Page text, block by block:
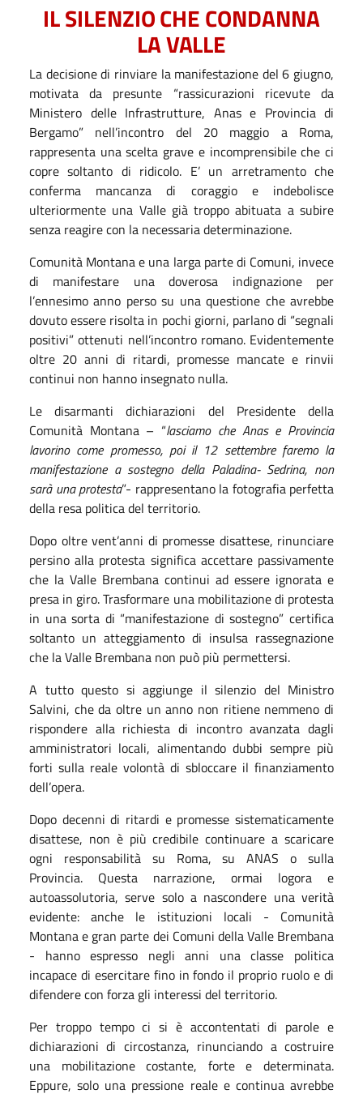
ILSILENZIOCHECONDANNA
LAVALLE
La decisione di rinviare la manifestazione del 6 giugno,
motivata da presunte “rassicurazioni ricevute da
Ministero delle Infrastrutture, Anas e Provincia di
Bergamo” nell’incontro del 20 maggio a Roma,
rappresenta una scelta grave e incomprensibile che ci
copre soltanto di ridicolo. E’ un arretramento che
conferma mancanza di coraggio e indebolisce
ulteriormente una Valle già troppo abituata a subire
senza reagire con la necessaria determinazione.
Comunità Montana e una larga parte di Comuni, invece
di manifestare una doverosa indignazione per
l’ennesimo anno perso su una questione che avrebbe
dovuto essere risolta in pochi giorni, parlano di “segnali
positivi” ottenuti nell’incontro romano. Evidentemente
oltre 20 anni di ritardi, promesse mancate e rinvii
continui non hanno insegnato nulla.
Le disarmanti dichiarazioni del Presidente della
Comunità Montana – “lasciamo che Anas e Provincia
lavorino come promesso, poi il 12 settembre faremo la
manifestazione a sostegno della Paladina- Sedrina, non
sarà una protesta”- rappresentano la fotografia perfetta
della resa politica del territorio.
Dopo oltre vent’anni di promesse disattese, rinunciare
persino alla protesta significa accettare passivamente
che la Valle Brembana continui ad essere ignorata e
presa in giro. Trasformare una mobilitazione di protesta
in una sorta di “manifestazione di sostegno” certifica
soltanto un atteggiamento di insulsa rassegnazione
che la Valle Brembana non può più permettersi.
A tutto questo si aggiunge il silenzio del Ministro
Salvini, che da oltre un anno non ritiene nemmeno di
rispondere alla richiesta di incontro avanzata dagli
amministratori locali, alimentando dubbi sempre più
forti sulla reale volontà di sbloccare il finanziamento
dell’opera.
Dopo decenni di ritardi e promesse sistematicamente
disattese, non è più credibile continuare a scaricare
ogni responsabilità su Roma, su ANAS o sulla
Provincia. Questa narrazione, ormai logora e
autoassolutoria, serve solo a nascondere una verità
evidente: anche le istituzioni locali - Comunità
Montana e gran parte dei Comuni della Valle Brembana
- hanno espresso negli anni una classe politica
incapace di esercitare fino in fondo il proprio ruolo e di
difendere con forza gli interessi del territorio.
Per troppo tempo ci si è accontentati di parole e
dichiarazioni di circostanza, rinunciando a costruire
una mobilitazione costante, forte e determinata.
Eppure, solo una pressione reale e continua avrebbe